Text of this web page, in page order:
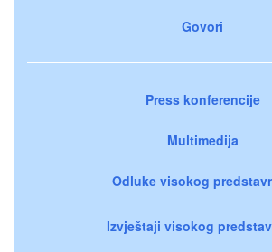
Govori
Press konferencije
Multimedija
Odluke visokog
Izvještaji visokog